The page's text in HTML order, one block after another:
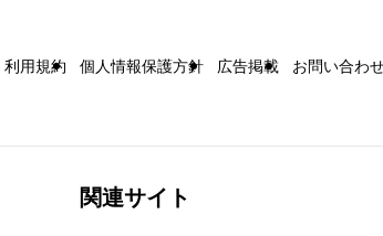
利用規約 個人情報保護方針 広告掲載 お問い合わ
関連サイト